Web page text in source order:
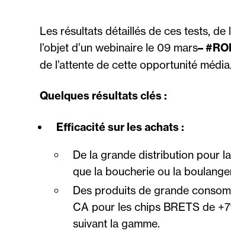
Les résultats détaillés de ces tests,
l’objet d’un webinaire le 09 mars–
de l’attente de cette opportunité média.
Quelques résultats clés :
Efficacité sur les achats :
De la grande distribution pour
que la boucherie ou la
Des produits de grande
CA pour les chips BRETS de
suivant la gamme.